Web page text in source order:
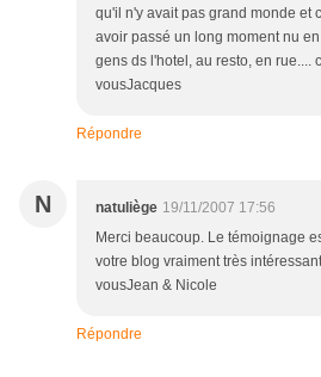
qu'il n'y avait pas grand monde et
avoir passé un long moment nu
gens ds l'hotel, au resto, en rue....
vousJacques
Répondre
N natuliège 19/11/2007 17:56
Merci beaucoup. Le témoignage
votre blog vraiment très
vousJean & Nicole
Répondre